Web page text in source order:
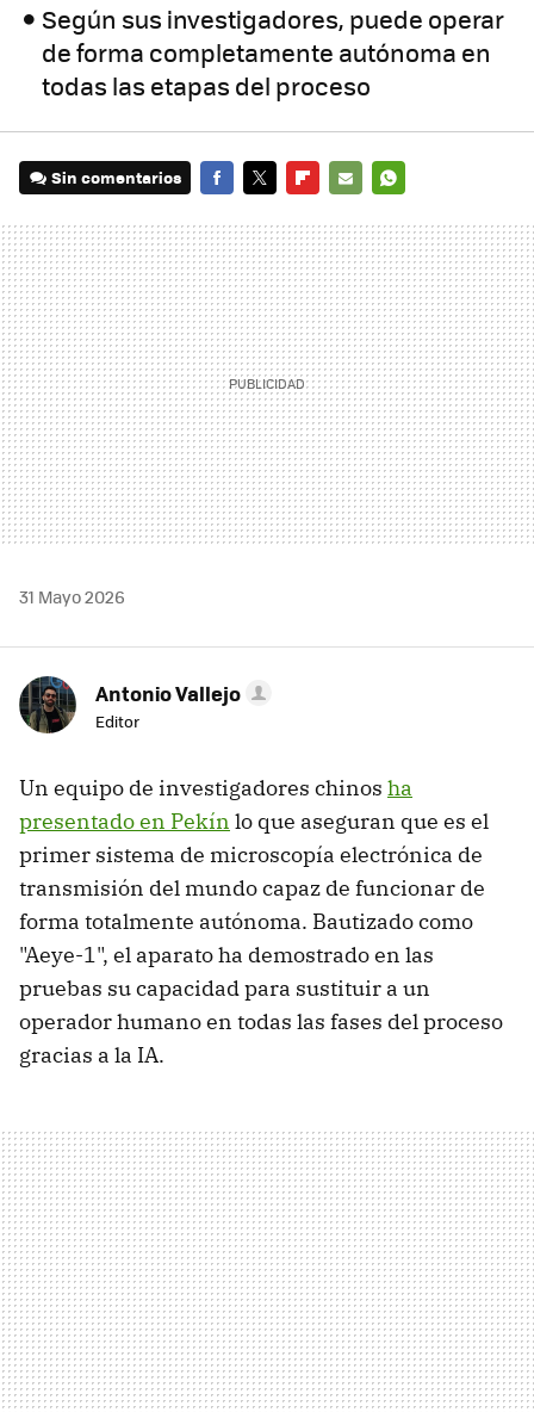
Según sus investigadores, puede operar
de forma completamente autónoma en
todas las etapas del proceso
Sin comentarios
MAIL
31 Mayo 2026
Antonio Vallejo
Editor
Un equipo de investigadores chinos ha
presentado en Pekín lo que aseguran que es el
primer sistema de microscopía electrónica de
transmisión del mundo capaz de funcionar de
forma totalmente autónoma. Bautizado como
"Aeye-1", el aparato ha demostrado en las
pruebas su capacidad para sustituir a un
operador humano en todas las fases del proceso
gracias a la IA.